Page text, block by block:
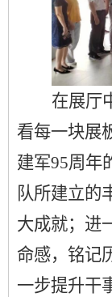
在展厅
看每一块展
建军95周年
队所建立的
大成就；进
命感，铭记
一步提升干